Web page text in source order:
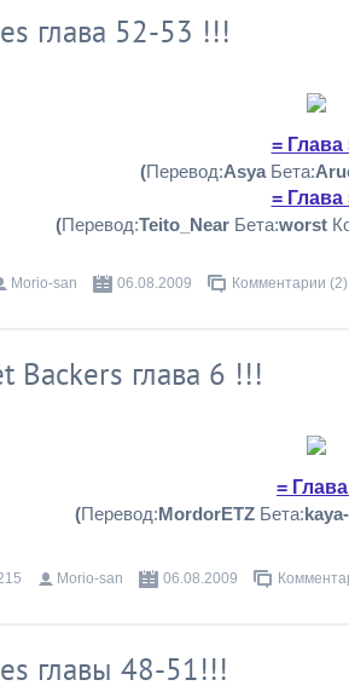
глава 52-53 !!!
= Глава
(Перевод:AsyaБета:
= Глава
(Перевод:Teito_NearБета:worst
Morio-san 06.08.2009 Комментарии (2)
Backers глава 6 !!!
=
(Перевод:MordorETZ Бета:
Morio-san 06.08.2009
главы 48-51!!!